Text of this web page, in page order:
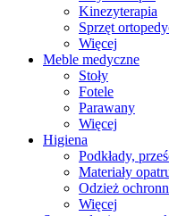
Kinezyterapia
Sprzęt
Więcej
Meble medyczne
Stoły
Fotele
Parawany
Więcej
Higiena
Podkłady,
Materiały
Odzież
Więcej